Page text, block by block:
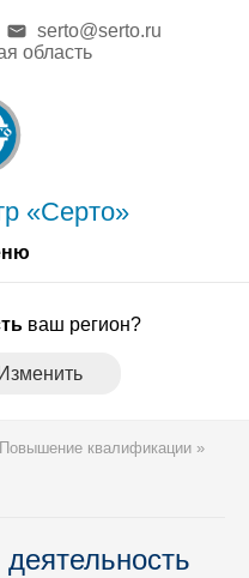
«Серто»
serto@serto.ru
область
ваш регион?
Изменить
Повышение квалификации »